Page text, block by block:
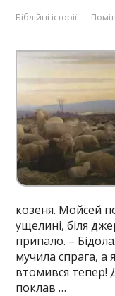
Біблійні історії
козеня. Мойсей
ущелині, біля
припало. –
мучила спрага, а
втомився тепер!
поклав …